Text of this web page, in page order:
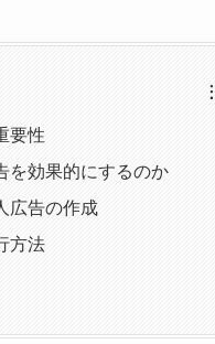
要性
を効果的にするのか
広告の作成
方法